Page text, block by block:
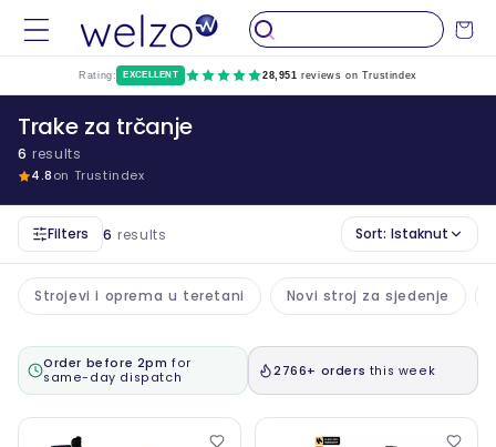
na
sadržaj
Kolica
Rating: EXCELLENT 28,951 reviews on Trustindex
Trake za trčanje
6 results
4.8on Trustindex
Filters 6 results Sort: Istaknut
Strojevi i oprema u teretani Novi stroj za sjedenje
Order before 2pm for
same-day dispatch
2766+ orders this week